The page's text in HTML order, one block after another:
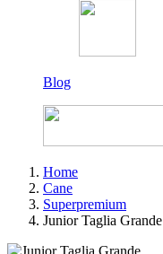
Blog
Home
Cane
Superpremium
Junior Taglia Grande